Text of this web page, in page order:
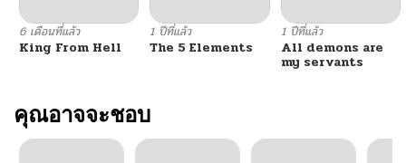
6 เดือนที่แล้ว
King From Hell
1 ปีที่แล้ว
The 5 Elements
1 ปีที่แล้ว
All demons are
my servants
คุณอาจจะชอบ